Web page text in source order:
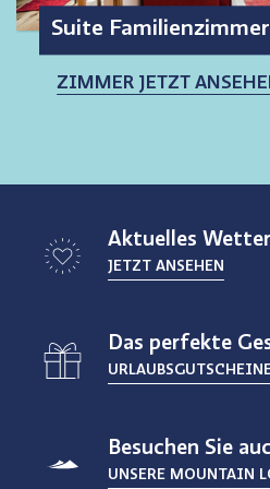
Suite
ZIMMER JETZT
Aktuelles Wetter
JETZT ANSEHEN
Das perfekte
Besuchen Sie
UNSERE MOUNTAIN